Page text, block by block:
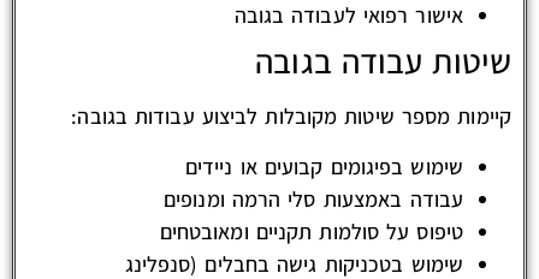
אישור רפואי לעבודה בגובה
שיטות עבודה בגובה
קיימות מספר שיטות מקובלות לביצוע עבודות בגובה:
שימוש בפיגומים קבועים או ניידים
עבודה באמצעות סלי הרמה ומנופים
טיפוס על סולמות תקניים ומאובטחים
שימוש בטכניקות גישה בחבלים (סנפלינג